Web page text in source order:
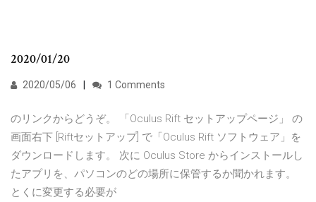
2020/01/20
2020/05/06 1 Comments
のリンクからどうぞ。 「Oculus Rift セットアップページ」 の
画面右下 [Riftセットアップ] で「Oculus Rift ソフトウェア」を
ダウンロードします。 次に Oculus Store からインストールし
たアプリを、パソコンのどの場所に保管するか聞かれます。
とくに変更する必要が